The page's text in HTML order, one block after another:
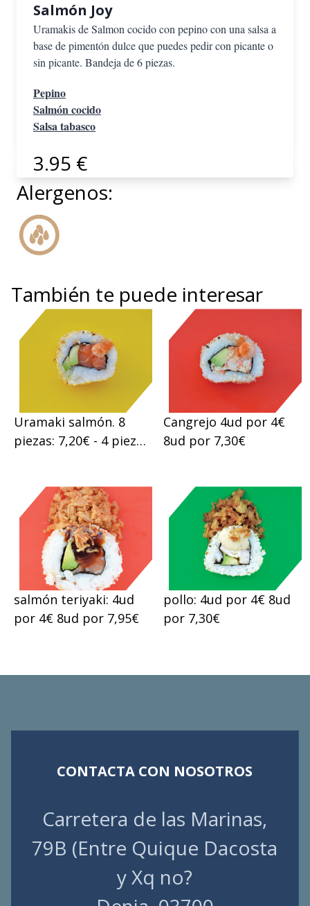
Salmón Joy
Uramakis de Salmon cocido con pepino con una salsa a
base de pimentón dulce que puedes pedir con picante o
sin picante. Bandeja de 6 piezas.
Pepino
Salmón cocido
Salsa tabasco
3.95 €
Alergenos:
También te puede interesar
Uramaki salmón. 8
piezas: 7,20€ - 4 piezas:
Cangrejo 4ud por 4€
8ud por 7,30€
salmón teriyaki: 4ud
por 4€ 8ud por 7,95€
pollo: 4ud por 4€ 8ud
por 7,30€
CONTACTA CON NOSOTROS
Carretera de las Marinas,
79B (Entre Quique Dacosta
y Xq no?